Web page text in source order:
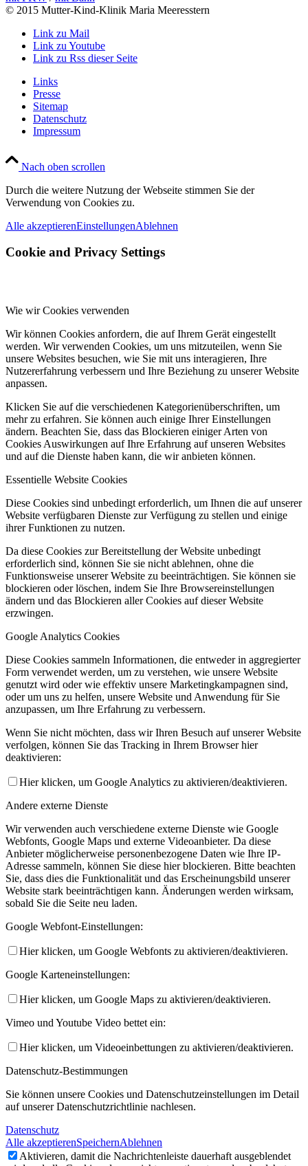
© 2015 Mutter-Kind-Klinik Maria Meeresstern
Link zu Mail
Link zu Youtube
Link zu Rss dieser Seite
Links
Presse
Sitemap
Datenschutz
Impressum
Nach oben scrollen
Durch die weitere Nutzung der Webseite stimmen Sie der
Verwendung von Cookies zu.
Alle akzeptierenEinstellungenAblehnen
Cookie and Privacy Settings
Wie wir Cookies verwenden
Wir können Cookies anfordern, die auf Ihrem Gerät eingestellt
werden. Wir verwenden Cookies, um uns mitzuteilen, wenn Sie
unsere Websites besuchen, wie Sie mit uns interagieren, Ihre
Nutzererfahrung verbessern und Ihre Beziehung zu unserer Website
anpassen.
Klicken Sie auf die verschiedenen Kategorienüberschriften, um
mehr zu erfahren. Sie können auch einige Ihrer Einstellungen
ändern. Beachten Sie, dass das Blockieren einiger Arten von
Cookies Auswirkungen auf Ihre Erfahrung auf unseren Websites
und auf die Dienste haben kann, die wir anbieten können.
Essentielle Website Cookies
Diese Cookies sind unbedingt erforderlich, um Ihnen die auf unserer
Website verfügbaren Dienste zur Verfügung zu stellen und einige
ihrer Funktionen zu nutzen.
Da diese Cookies zur Bereitstellung der Website unbedingt
erforderlich sind, können Sie sie nicht ablehnen, ohne die
Funktionsweise unserer Website zu beeinträchtigen. Sie können sie
blockieren oder löschen, indem Sie Ihre Browsereinstellungen
ändern und das Blockieren aller Cookies auf dieser Website
erzwingen.
Google Analytics Cookies
Diese Cookies sammeln Informationen, die entweder in aggregierter
Form verwendet werden, um zu verstehen, wie unsere Website
genutzt wird oder wie effektiv unsere Marketingkampagnen sind,
oder um uns zu helfen, unsere Website und Anwendung für Sie
anzupassen, um Ihre Erfahrung zu verbessern.
Wenn Sie nicht möchten, dass wir Ihren Besuch auf unserer Website
verfolgen, können Sie das Tracking in Ihrem Browser hier
deaktivieren:
Hier klicken, um Google Analytics zu aktivieren/deaktivieren.
Andere externe Dienste
Wir verwenden auch verschiedene externe Dienste wie Google
Webfonts, Google Maps und externe Videoanbieter. Da diese
Anbieter möglicherweise personenbezogene Daten wie Ihre IP-
Adresse sammeln, können Sie diese hier blockieren. Bitte beachten
Sie, dass dies die Funktionalität und das Erscheinungsbild unserer
Website stark beeinträchtigen kann. Änderungen werden wirksam,
sobald Sie die Seite neu laden.
Google Webfont-Einstellungen:
Hier klicken, um Google Webfonts zu aktivieren/deaktivieren.
Google Karteneinstellungen:
Hier klicken, um Google Maps zu aktivieren/deaktivieren.
Vimeo und Youtube Video bettet ein:
Hier klicken, um Videoeinbettungen zu aktivieren/deaktivieren.
Datenschutz-Bestimmungen
Sie können unsere Cookies und Datenschutzeinstellungen im Detail
auf unserer Datenschutzrichtlinie nachlesen.
Datenschutz
Alle akzeptierenSpeichernAblehnen
Aktivieren, damit die Nachrichtenleiste dauerhaft ausgeblendet